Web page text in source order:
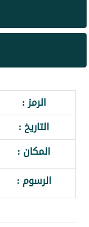
الرمز :
التاريخ :
المكان :
الرسوم :